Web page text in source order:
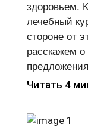
здоровьем.
лечебный
стороне от
расскажем
Читать 4